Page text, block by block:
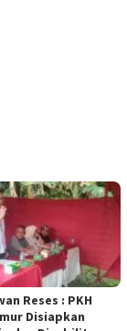
Reses : PKH
Disiapkan